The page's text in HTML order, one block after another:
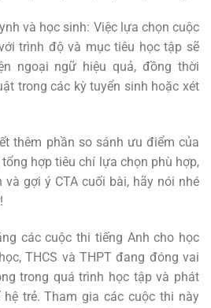
và học sinh: Việc lựa chọn cuộc
trình độ và mục tiêu học tập sẽ
ngoại ngữ hiệu quả, đồng thời
trong các kỳ tuyển sinh hoặc xét
thêm phần so sánh ưu điểm của
hợp tiêu chí lựa chọn phù hợp,
và gợi ý CTA cuối bài, hãy nói nhé
các cuộc thi tiếng Anh cho học
THCS và THPT đang đóng vai
trong quá trình học tập và phát
trẻ. Tham gia các cuộc thi này